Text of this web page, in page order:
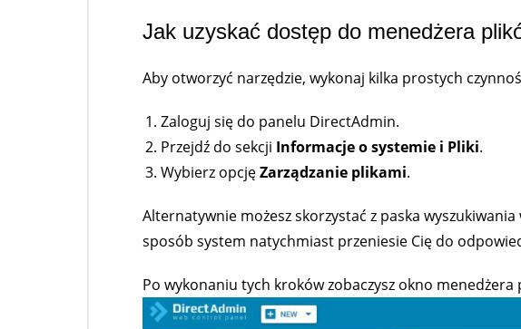
Jak uzyskać dostęp do menedżera
Aby otworzyć narzędzie, wykonaj kilka prostych
Zaloguj się do panelu DirectAdmin.
Przejdź do sekcji Informacje o systemie i Pliki.
Wybierz opcjęZarządzanie plikami.
Alternatywnie możesz skorzystać z paska
sposób system natychmiast przeniesie Cię do
Po wykonaniu tych kroków zobaczysz okno menedżera